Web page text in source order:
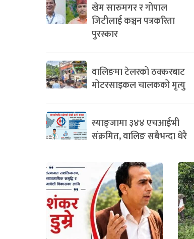
खेम सारुमगर र गोपाल
जिटीलाई कञ्चन पत्रकरिता
पुरस्कार
वालिङमा टेलरको ठक्करबाट
मोटरसाइकल चालकको मृत्यु
स्याङ्जामा ३४४ एचआईभी
संक्रमित, वालिङ सबैभन्दा धेरै